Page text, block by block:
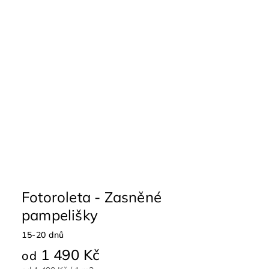
Fotoroleta - Zasněné
pampelišky
15-20 dnů
od 1 490 Kč